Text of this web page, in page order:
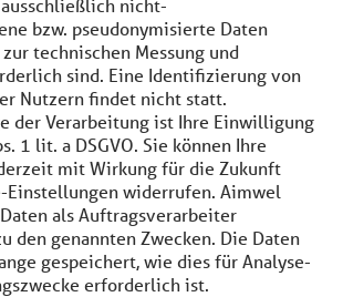
nicht-
bzw. pseudonymisierte Daten
technischen Messung und
sind. Eine Identifizierung von
Nutzern findet nicht statt.
der Verarbeitung ist Ihre Einwilligung
1 lit. a DSGVO. Sie können Ihre
mit Wirkung für die Zukunft
Einstellungen widerrufen. Aimwel
als Auftragsverarbeiter
den genannten Zwecken. Die Daten
gespeichert, wie dies für Analyse-
erforderlich ist.